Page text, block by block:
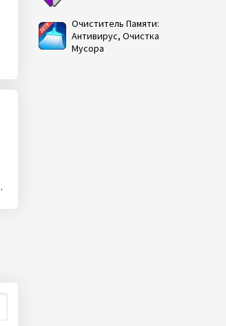
Очиститель Памяти:
Антивирус, Очистка
Мусора